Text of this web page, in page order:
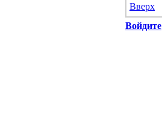
Вверх
Войдите